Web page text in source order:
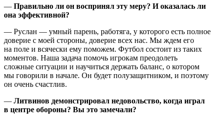
— Правильно ли он воспринял эту меру? И оказалась ли
она эффективной?
— Руслан — умный парень, работяга, у которого есть полное
доверие с моей стороны, доверие всех нас. Мы ждем его
на поле и всячески ему поможем. Футбол состоит из таких
моментов. Наша задача помочь игрокам преодолеть
сложные ситуации и научиться держать баланс, о котором
мы говорили в начале. Он будет полузащитником, и поэтому
он очень счастлив.
— Литвинов демонстрировал недовольство, когда играл
в центре обороны? Вы это замечали?